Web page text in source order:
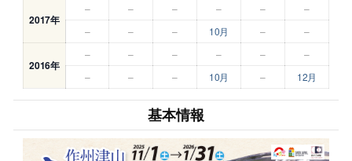
2017年
– – – – –
–
–
– – 10月 – –
2016年
– – – – –
–
–
– – 10月 – 12月
基本情報